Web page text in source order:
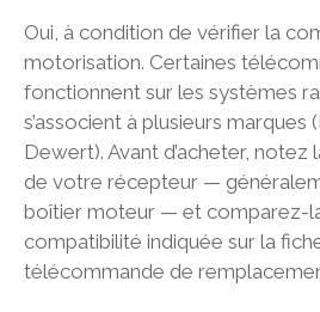
Oui, à condition de vérifier la
motorisation. Certaines
fonctionnent sur les systèmes
s’associent à plusieurs marques
Dewert). Avant d’acheter,
de votre récepteur —
boîtier moteur — et comparez-
compatibilité indiquée sur la
télécommande de